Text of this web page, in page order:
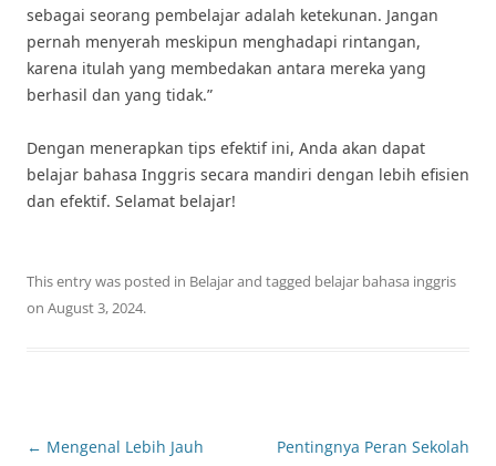
sebagai seorang pembelajar adalah ketekunan. Jangan
pernah menyerah meskipun menghadapi rintangan,
karena itulah yang membedakan antara mereka yang
berhasil dan yang tidak.”
Dengan menerapkan tips efektif ini, Anda akan dapat
belajar bahasa Inggris secara mandiri dengan lebih efisien
dan efektif. Selamat belajar!
This entry was posted in Belajarand tagged belajar bahasa inggris
on August 3, 2024.
Post
← Mengenal Lebih Jauh
Pentingnya Peran Sekolah